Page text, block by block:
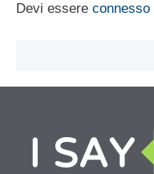
Devi essere connesso